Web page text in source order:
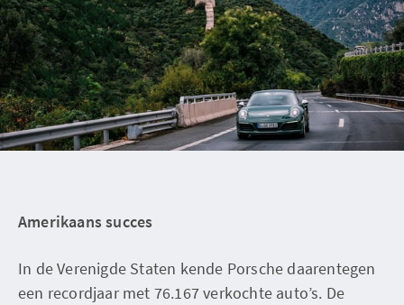
Amerikaans succes
In de Verenigde Staten kende Porsche daarentegen
een recordjaar met 76.167 verkochte auto’s. De